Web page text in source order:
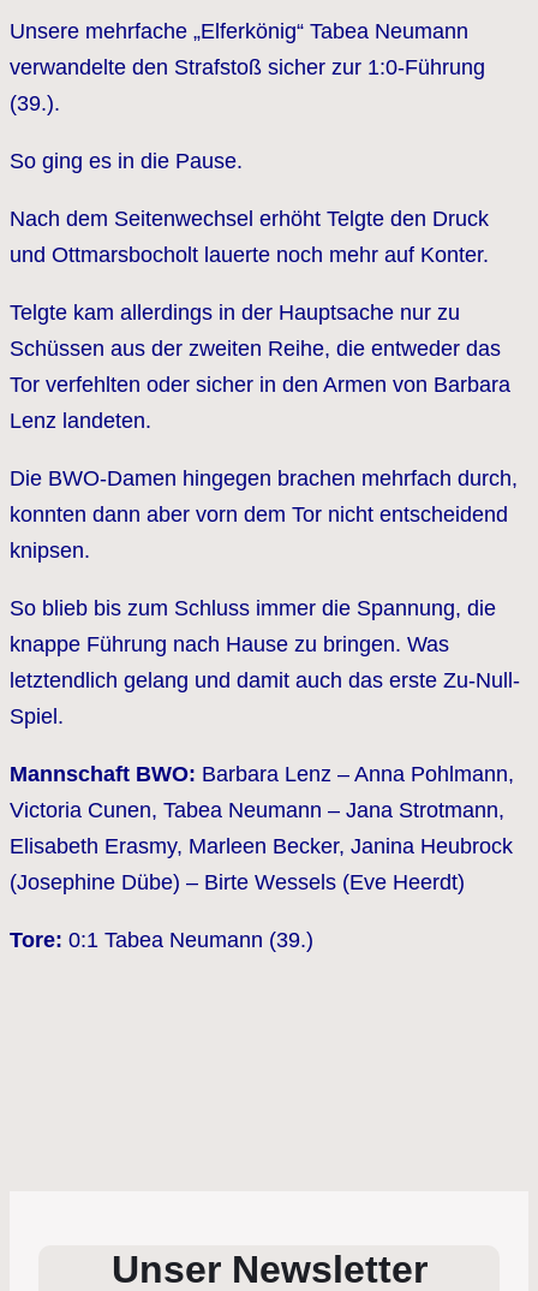
Unsere mehrfache „Elferkönig“ Tabea Neumann
verwandelte den Strafstoß sicher zur 1:0-Führung
(39.).
So ging es in die Pause.
Nach dem Seitenwechsel erhöht Telgte den Druck
und Ottmarsbocholt lauerte noch mehr auf Konter.
Telgte kam allerdings in der Hauptsache nur zu
Schüssen aus der zweiten Reihe, die entweder das
Tor verfehlten oder sicher in den Armen von Barbara
Lenz landeten.
Die BWO-Damen hingegen brachen mehrfach durch,
konnten dann aber vorn dem Tor nicht entscheidend
knipsen.
So blieb bis zum Schluss immer die Spannung, die
knappe Führung nach Hause zu bringen. Was
letztendlich gelang und damit auch das erste Zu-Null-
Spiel.
Mannschaft BWO: Barbara Lenz – Anna Pohlmann,
Victoria Cunen, Tabea Neumann – Jana Strotmann,
Elisabeth Erasmy, Marleen Becker, Janina Heubrock
(Josephine Dübe) – Birte Wessels (Eve Heerdt)
Tore: 0:1 Tabea Neumann (39.)
Unser Newsletter